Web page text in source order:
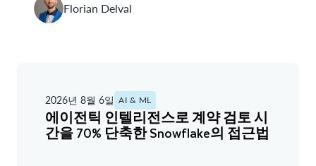
Florian Delval
2026년 8월 6일 AI & ML
에이전틱 인텔리전스로 계약 검토 시
간을 70% 단축한 Snowflake의 접근법